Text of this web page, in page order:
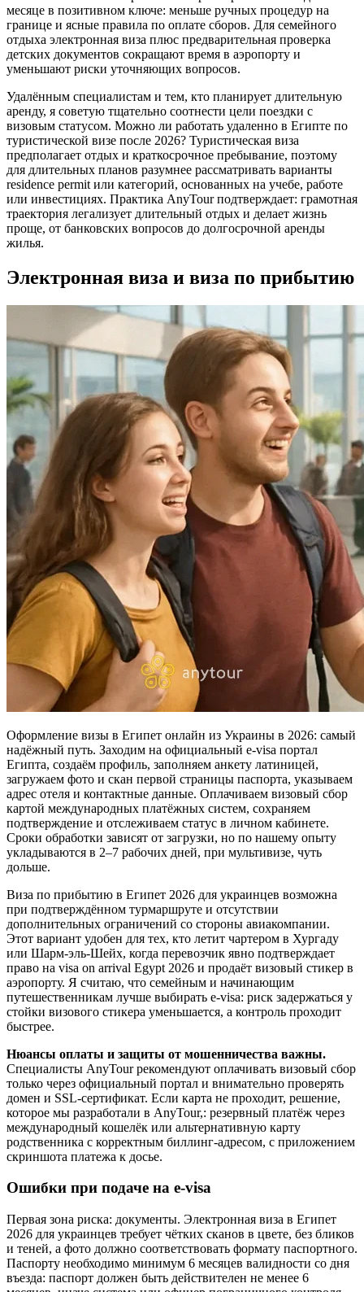
месяце в позитивном ключе: меньше ручных процедур на
границе и ясные правила по оплате сборов. Для семейного
отдыха электронная виза плюс предварительная проверка
детских документов сокращают время в аэропорту и
уменьшают риски уточняющих вопросов.
Удалённым специалистам и тем, кто планирует длительную
аренду, я советую тщательно соотнести цели поездки с
визовым статусом. Можно ли работать удаленно в Египте по
туристической визе после 2026? Туристическая виза
предполагает отдых и краткосрочное пребывание, поэтому
для длительных планов разумнее рассматривать варианты
residence permit или категорий, основанных на учебе, работе
или инвестициях. Практика AnyTour подтверждает: грамотная
траектория легализует длительный отдых и делает жизнь
проще, от банковских вопросов до долгосрочной аренды
жилья.
Электронная виза и виза по прибытию
Оформление визы в Египет онлайн из Украины в 2026: самый
надёжный путь. Заходим на официальный e-visa портал
Египта, создаём профиль, заполняем анкету латиницей,
загружаем фото и скан первой страницы паспорта, указываем
адрес отеля и контактные данные. Оплачиваем визовый сбор
картой международных платёжных систем, сохраняем
подтверждение и отслеживаем статус в личном кабинете.
Сроки обработки зависят от загрузки, но по нашему опыту
укладываются в 2–7 рабочих дней, при мультивизе, чуть
дольше.
Виза по прибытию в Египет 2026 для украинцев возможна
при подтверждённом турмаршруте и отсутствии
дополнительных ограничений со стороны авиакомпании.
Этот вариант удобен для тех, кто летит чартером в Хургаду
или Шарм-эль-Шейх, когда перевозчик явно подтверждает
право на visa on arrival Egypt 2026 и продаёт визовый стикер в
аэропорту. Я считаю, что семейным и начинающим
путешественникам лучше выбирать e-visa: риск задержаться у
стойки визового стикера уменьшается, а контроль проходит
быстрее.
Нюансы оплаты и защиты от мошенничества важны.
Специалисты AnyTour рекомендуют оплачивать визовый сбор
только через официальный портал и внимательно проверять
домен и SSL-сертификат. Если карта не проходит, решение,
которое мы разработали в AnyTour,: резервный платёж через
международный кошелёк или альтернативную карту
родственника с корректным биллинг-адресом, с приложением
скриншота платежа к досье.
Ошибки при подаче на e-visa
Первая зона риска: документы. Электронная виза в Египет
2026 для украинцев требует чётких сканов в цвете, без бликов
и теней, а фото должно соответствовать формату паспортного.
Паспорту необходимо минимум 6 месяцев валидности со дня
въезда: паспорт должен быть действителен не менее 6